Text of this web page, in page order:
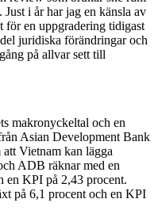
i år har jag en känsla av
för en uppgradering tidigast
juridiska förändringar och
på allvar sett till
makronyckeltal och en
Asian Development Bank
Vietnam kan lägga
ADB räknar med en
en KPI på 2,43 procent.
på 6,1 procent och en KPI